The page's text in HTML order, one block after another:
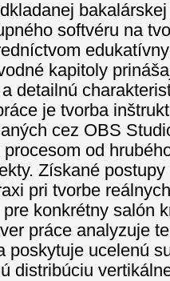
softvéru na
kapitoly
detailnú
je tvorba
cez OBS
procesom od
Získané
pri tvorbe
konkrétny salón
práce analyzuje
poskytuje ucelenú
distribúciu